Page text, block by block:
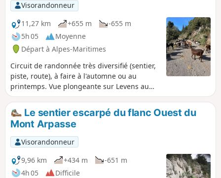
Visorandonneur
11,27 km
+655 m
-655 m
5h 05
Moyenne
Départ à Alpes-Maritimes
Circuit de randonnée très diversifié (sentier,
piste, route), à faire à l'automne ou au
printemps. Vue plongeante sur Levens au
retour et passage au milieu de magnifiques
villas à Gieinnanova.
Le sentier escarpé du flanc Ouest du
Mont Arpasse
Visorandonneur
9,96 km
+434 m
-651 m
4h 05
Difficile